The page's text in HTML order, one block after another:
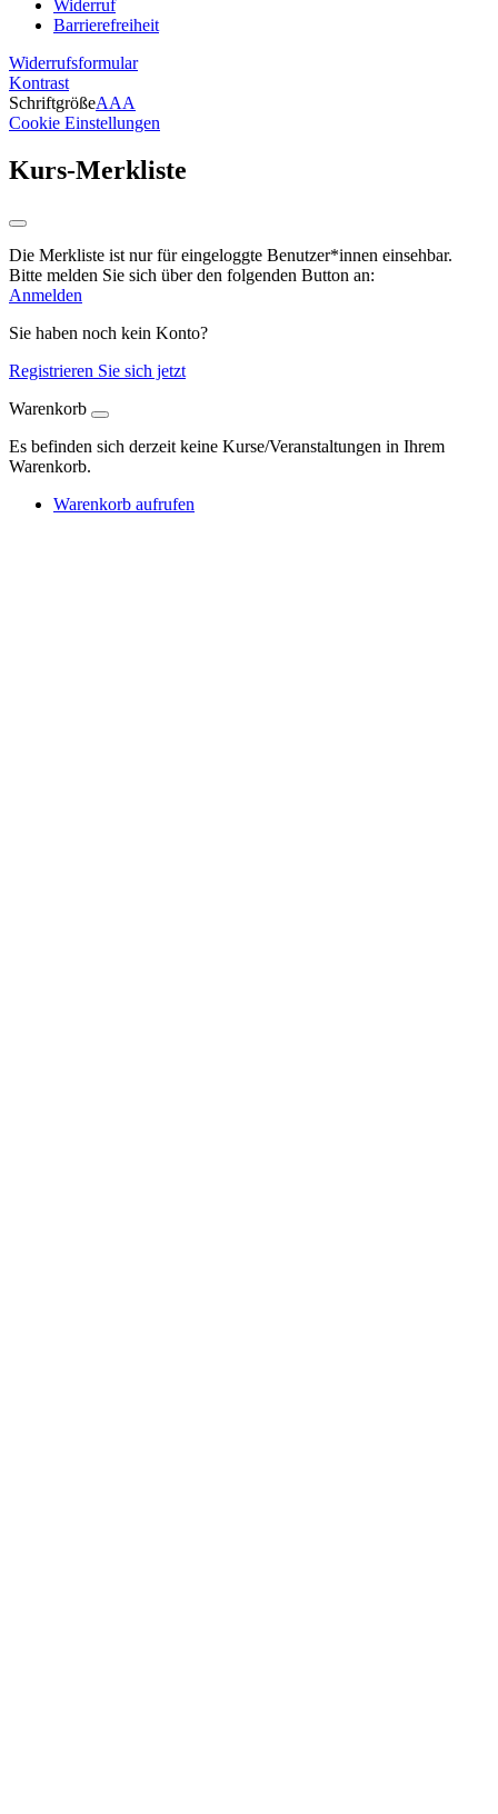
Widerruf
Barrierefreiheit
Widerrufsformular
Kontrast
SchriftgrößeAAA
Cookie Einstellungen
Kurs-Merkliste
Die Merkliste ist nur für eingeloggte Benutzer*innen einsehbar.
Bitte melden Sie sich über den folgenden Button an:
Anmelden
Sie haben noch kein Konto?
Registrieren Sie sich jetzt
Warenkorb
Es befinden sich derzeit keine Kurse/Veranstaltungen in Ihrem
Warenkorb.
Warenkorb aufrufen